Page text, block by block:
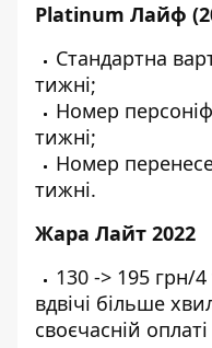
Platinum Лайф
Стандартна
тижні;
Номер
тижні;
Номер
тижні.
Жара Лайт 2022
130 -> 195 грн/
вдвічі більше
своєчасній